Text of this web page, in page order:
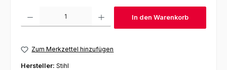
In den Warenkorb
Zum Merkzettel hinzufügen
Hersteller: Stihl